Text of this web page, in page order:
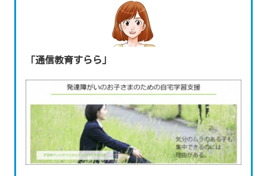
「通信教育すらら」